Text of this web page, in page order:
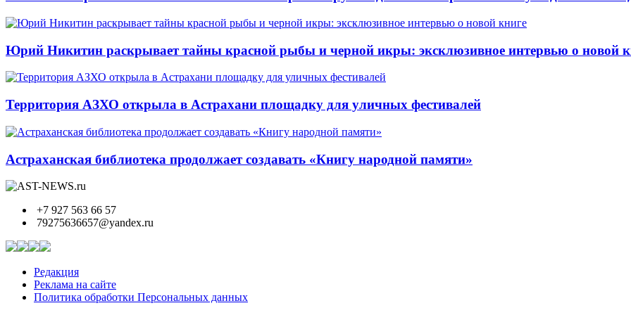
Юрий Никитин раскрывает тайны красной рыбы и черной икры: эксклюзивное интервью о новой
Территория АЗХО открыла в Астрахани площадку для уличных фестивалей
Астраханская библиотека продолжает создавать «Книгу народной памяти»
+7 927 563 66 57
79275636657@yandex.ru
Редакция
Реклама на сайте
Политика обработки Персональных данных